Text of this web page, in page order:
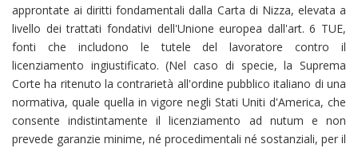
approntate ai diritti fondamentali dalla Carta di Nizza, elevata a
livello dei trattati fondativi dell'Unione europea dall'art. 6 TUE,
fonti che includono le tutele del lavoratore contro il
licenziamento ingiustificato. (Nel caso di specie, la Suprema
Corte ha ritenuto la contrarietà all'ordine pubblico italiano di una
normativa, quale quella in vigore negli Stati Uniti d'America, che
consente indistintamente il licenziamento ad nutum e non
prevede garanzie minime, né procedimentali né sostanziali, per il